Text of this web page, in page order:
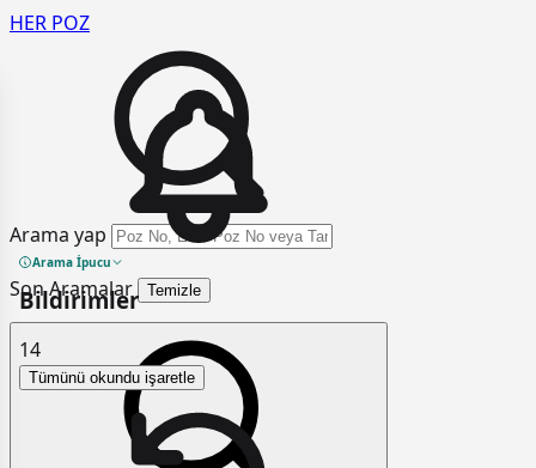
HER POZ
Arama yap
Arama İpucu
Son Aramalar Temizle
Bildirimler
14
Tümünü okundu işaretle